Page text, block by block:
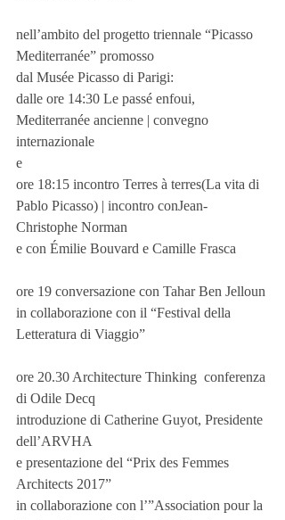
nell’ambito del progetto triennale “Picasso
Mediterranée” promosso
dal Musée Picasso di Parigi:
dalle ore 14:30 Le passé enfoui,
Mediterranée ancienne | convegno
internazionale
e
ore 18:15 incontro Terres à terres(La vita di
Pablo Picasso) | incontro conJean-
Christophe Norman
e con Émilie Bouvard e Camille Frasca
ore 19 conversazione con Tahar Ben Jelloun
in collaborazione con il “Festival della
Letteratura di Viaggio”
ore 20.30 Architecture Thinking  conferenza
di Odile Decq
introduzione di Catherine Guyot, Presidente
dell’ARVHA
e presentazione del “Prix des Femmes
Architects 2017”
in collaborazione con l’”Association pour la